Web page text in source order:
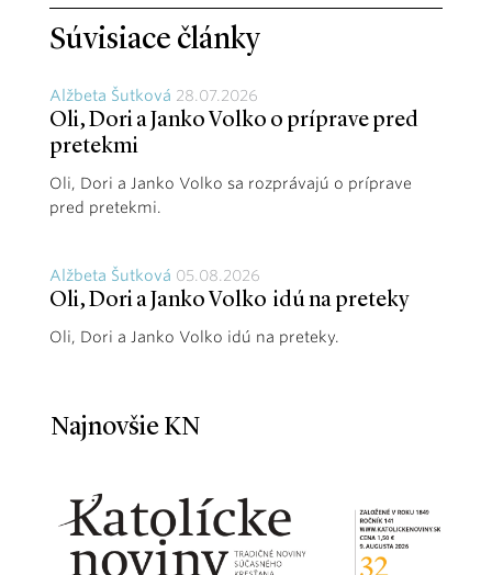
Súvisiace články
Alžbeta Šutková 28.07.2026
Oli, Dori a Janko Volko o príprave pred
pretekmi
Oli, Dori a Janko Volko sa rozprávajú o príprave
pred pretekmi.
Alžbeta Šutková 05.08.2026
Oli, Dori a Janko Volko idú na preteky
Oli, Dori a Janko Volko idú na preteky.
Najnovšie KN